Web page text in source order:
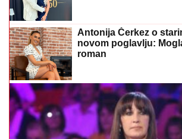
Antonija Čerkez o
novom poglavlju:
roman